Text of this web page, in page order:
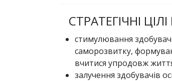
СТРАТЕГІЧНІ
стимулювання
саморозвитку,
вчитися упродовж
залучення здобувачів